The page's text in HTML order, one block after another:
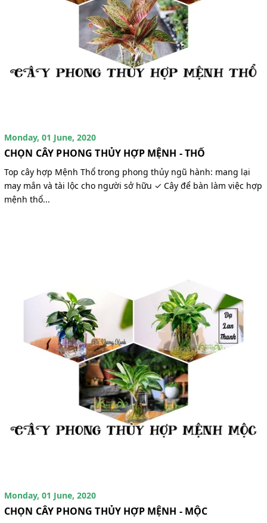
Monday, 01 June, 2020
CHỌN CÂY PHONG THỦY HỢP MỆNH - THỔ
Top cây hợp Mệnh Thổ trong phong thủy ngũ hành: mang lại
may mắn và tài lộc cho người sở hữu ✓ Cây để bàn làm việc hợp
mệnh thổ...
Monday, 01 June, 2020
CHỌN CÂY PHONG THỦY HỢP MỆNH - MỘC